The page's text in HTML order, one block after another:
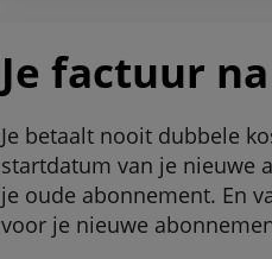
Je factuur
Je betaalt nooit dubbele
startdatum van je nieuwe
je oude abonnement. En
voor je nieuwe